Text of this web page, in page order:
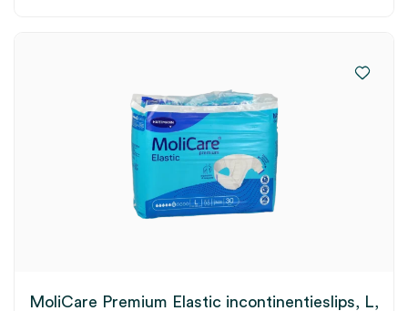
MoliCare Premium Elastic incontinentieslips, L,